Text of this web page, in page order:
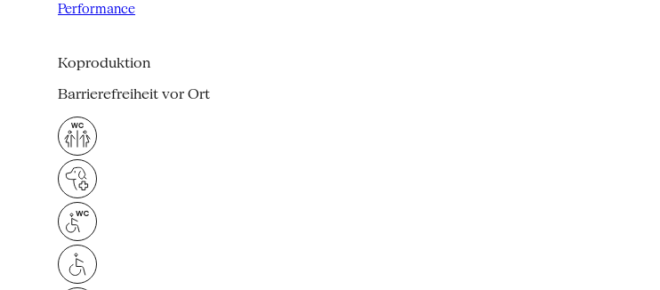
Performance
Koproduktion
Barrierefreiheit vor Ort